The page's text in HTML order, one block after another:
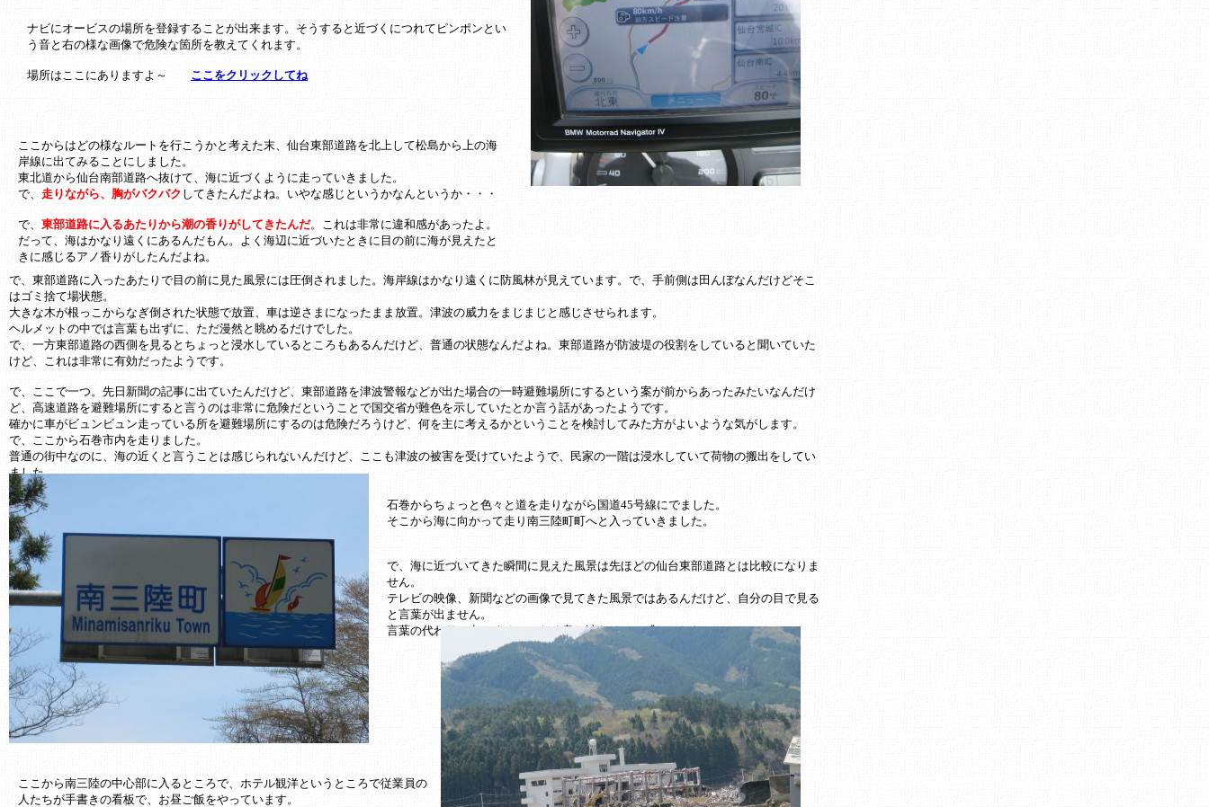
石巻からちょっと色々と道を走りながら国道45号線にでました。
そこから海に向かって走り南三陸町町へと入っていきました。
で、海に近づいてきた瞬間に見えた風景は先ほどの仙台東部道路とは比較になりま
せん。
テレビの映像、新聞などの画像で見てきた風景ではあるんだけど、自分の目で見る
と言葉が出ません。
言葉の代わりに出てくるのはため息と涙だけって感じでした。
ナビにオービスの場所を登録することが出来ます。そうすると近づくにつれてピンポンとい
う音と右の様な画像で危険な箇所を教えてくれます。
場所はここにありますよ～ ここをクリックしてね
で、東部道路に入ったあたりで目の前に見た風景には圧倒されました。海岸線はかなり遠くに防風林が見えています。で、手前側は田んぼなんだけどそこ
はゴミ捨て場状態。
大きな木が根っこからなぎ倒された状態で放置、車は逆さまになったまま放置。津波の威力をまじまじと感じさせられます。
ヘルメットの中では言葉も出ずに、ただ漫然と眺めるだけでした。
で、一方東部道路の西側を見るとちょっと浸水しているところもあるんだけど、普通の状態なんだよね。東部道路が防波堤の役割をしていると聞いていた
けど、これは非常に有効だったようです。
で、ここで一つ。先日新聞の記事に出ていたんだけど、東部道路を津波警報などが出た場合の一時避難場所にするという案が前からあったみたいなんだけ
ど、高速道路を避難場所にすると言うのは非常に危険だということで国交省が難色を示していたとか言う話があったようです。
確かに車がビュンビュン走っている所を避難場所にするのは危険だろうけど、何を主に考えるかということを検討してみた方がよいような気がします。
で、ここから石巻市内を走りました。
普通の街中なのに、海の近くと言うことは感じられないんだけど、ここも津波の被害を受けていたようで、民家の一階は浸水していて荷物の搬出をしてい
ました。
もの凄くいような雰囲気でした。
ここから南三陸町町へと向かいます。
ここからはどの様なルートを行こうかと考えた末、仙台東部道路を北上して松島から上の海
岸線に出てみることにしました。
東北道から仙台南部道路へ抜けて、海に近づくように走っていきました。
で、 走りながら、胸がバクバク してきたんだよね。いやな感じというかなんというか・・・
で、 東部道路に入るあたりから潮の香りがしてきたんだ。これは非常に違和感があったよ。
だって、海はかなり遠くにあるんだもん。よく海辺に近づいたときに目の前に海が見えたと
きに感じるアノ香りがしたんだよね。
ここから南三陸の中心部に入るところで、ホテル観洋というところで従業員の
人たちが手書きの看板で、お昼ご飯をやっています。